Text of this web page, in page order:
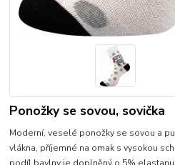
Ponožky se sovou, sovička
Moderní, veselé ponožky se sovou a
vlákna, příjemné na omak s vysokou